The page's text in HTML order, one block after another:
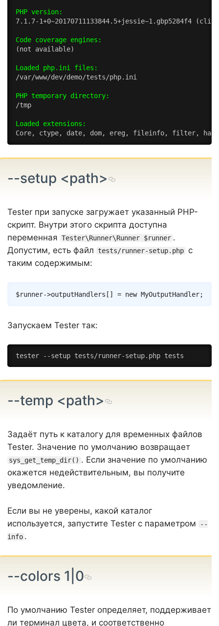
PHP version:
7.1.7-1+0~20170711133844.5+jessie~1.gbp5284f4 (cli)
Code coverage engines:
(not available)
Loaded php.ini files:
/var/www/dev/demo/tests/php.ini
PHP temporary directory:
/tmp
Loaded extensions:
Core, ctype, date, dom, ereg, fileinfo, filter,
--setup <path>
Tester при запуске загружает указанный PHP-
скрипт. Внутри этого скрипта доступна
переменная Tester\Runner\Runner $runner .
Допустим, есть файл tests/runner-setup.php
с
таким содержимым:
$runner->outputHandlers [ ] = new MyOutputHandler;
Copy
Запускаем Tester так:
tester --setup tests/runner-setup.php tests
--temp <path>
Задаёт путь к каталогу для временных файлов
Tester. Значение по умолчанию возвращает
sys_get_temp_dir() . Если значение по умолчанию
окажется недействительным, вы получите
уведомление.
Если вы не уверены, какой каталог
используется, запустите Tester с параметром
--
info .
--colors 1|0
По умолчанию Tester определяет, поддерживает
ли терминал цвета, и соответственно